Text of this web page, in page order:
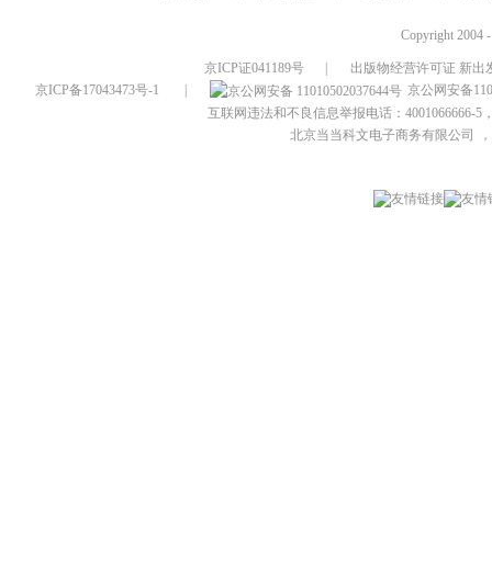
Copyright 2004
京ICP证041189号
出版物经营许可证 新出
京ICP备17043473号-1
京公网安备
互联网违法和不良信息举报电话：4001066666-5
北京当当科文电子商务有限公司